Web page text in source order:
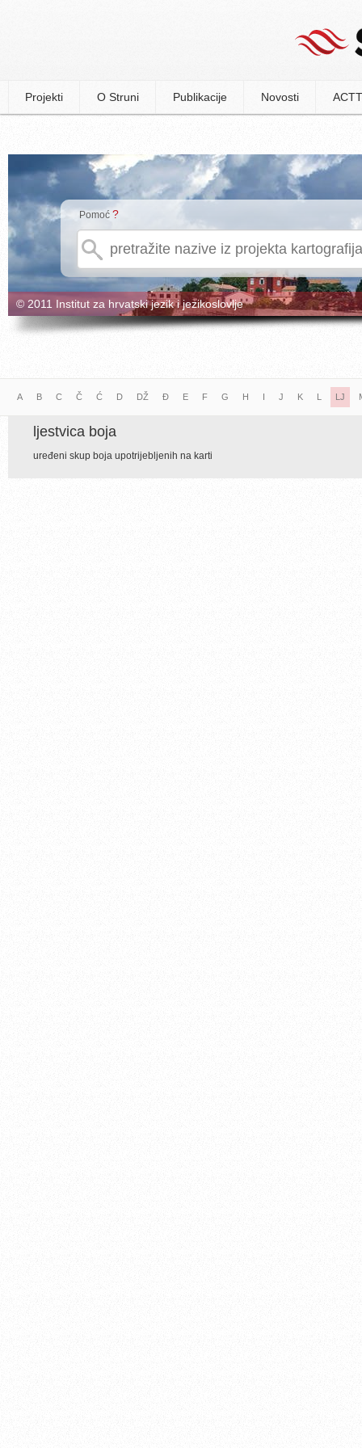
Projekti O Struni Publikacije Novosti
Pomoć ?
© 2011 Institut za hrvatski jezik i jezikoslovlje
A B C Č Ć D DŽ Đ E F G H I J K L LJ
ljestvica boja
uređeni skup boja upotrijebljenih na karti